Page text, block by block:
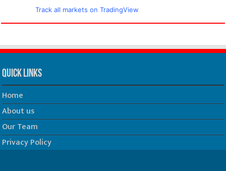
Track all markets on TradingView
Quick Links
Home
About us
Our Team
Privacy Policy